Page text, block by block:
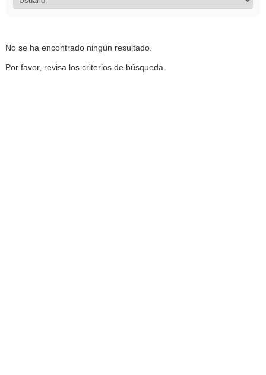
No se ha encontrado ningún resultado.
Por favor, revisa los criterios de búsqueda.